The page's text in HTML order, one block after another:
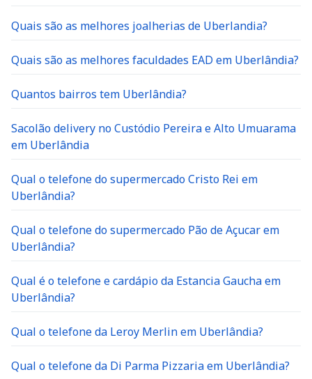
Quais são as melhores joalherias de Uberlandia?
Quais são as melhores faculdades EAD em Uberlândia?
Quantos bairros tem Uberlândia?
Sacolão delivery no Custódio Pereira e Alto Umuarama
em Uberlândia
Qual o telefone do supermercado Cristo Rei em
Uberlândia?
Qual o telefone do supermercado Pão de Açucar em
Uberlândia?
Qual é o telefone e cardápio da Estancia Gaucha em
Uberlândia?
Qual o telefone da Leroy Merlin em Uberlândia?
Qual o telefone da Di Parma Pizzaria em Uberlândia?